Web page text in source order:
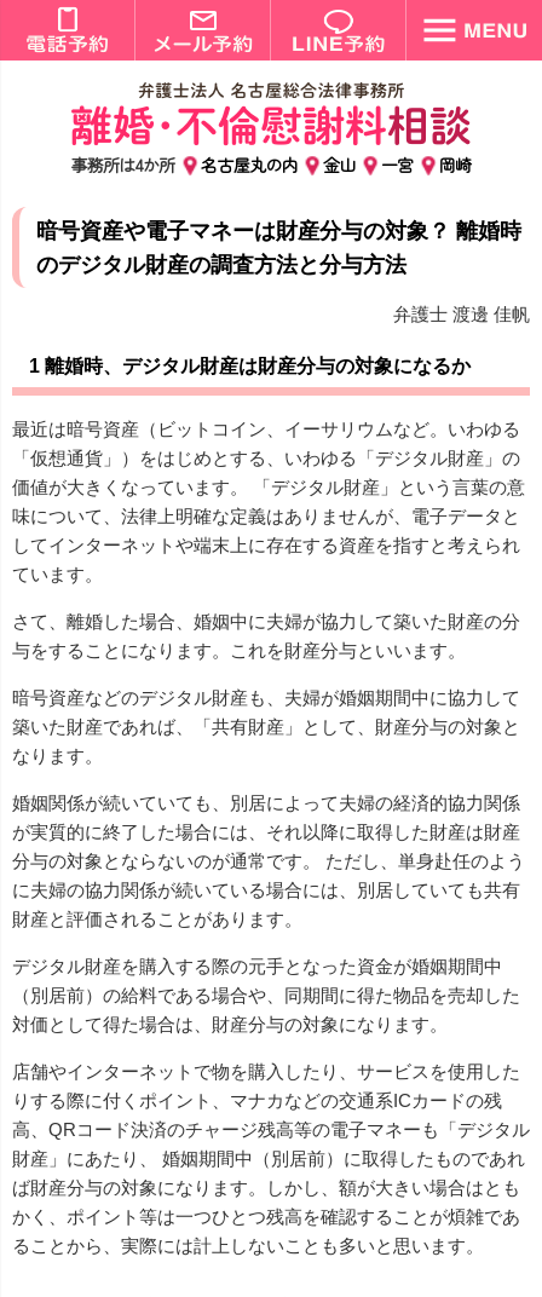
事務所は4か所 名古屋丸の内 金山 一宮 岡崎
暗号資産や電子マネーは財産分与の対象？ 離婚時
のデジタル財産の調査方法と分与方法
弁護士 渡邊 佳帆
1 離婚時、デジタル財産は財産分与の対象になるか
最近は暗号資産（ビットコイン、イーサリウムなど。いわゆる
「仮想通貨」）をはじめとする、いわゆる「デジタル財産」の
価値が大きくなっています。 「デジタル財産」という言葉の意
味について、法律上明確な定義はありませんが、電子データと
してインターネットや端末上に存在する資産を指すと考えられ
ています。
さて、離婚した場合、婚姻中に夫婦が協力して築いた財産の分
与をすることになります。これを財産分与といいます。
暗号資産などのデジタル財産も、夫婦が婚姻期間中に協力して
築いた財産であれば、「共有財産」として、財産分与の対象と
なります。
婚姻関係が続いていても、別居によって夫婦の経済的協力関係
が実質的に終了した場合には、それ以降に取得した財産は財産
分与の対象とならないのが通常です。 ただし、単身赴任のよう
に夫婦の協力関係が続いている場合には、別居していても共有
財産と評価されることがあります。
デジタル財産を購入する際の元手となった資金が婚姻期間中
（別居前）の給料である場合や、同期間に得た物品を売却した
対価として得た場合は、財産分与の対象になります。
店舗やインターネットで物を購入したり、サービスを使用した
りする際に付くポイント、マナカなどの交通系ICカードの残
高、QRコード決済のチャージ残高等の電子マネーも「デジタル
財産」にあたり、 婚姻期間中（別居前）に取得したものであれ
ば財産分与の対象になります。しかし、額が大きい場合はとも
かく、ポイント等は一つひとつ残高を確認することが煩雑であ
ることから、実際には計上しないことも多いと思います。